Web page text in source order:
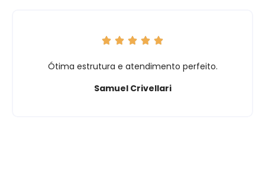
Ótima estrutura e atendimento perfeito.
Samuel Crivellari